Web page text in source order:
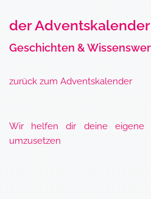
der Adventskalender
Geschichten &
zurück zum Adventskalender
Wir helfen dir deine eigene
umzusetzen